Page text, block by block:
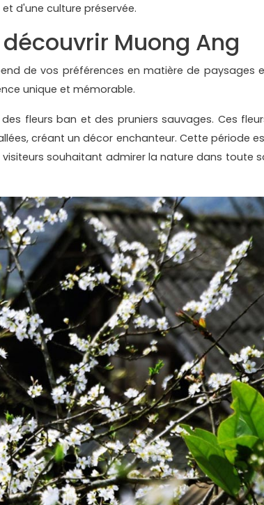
d'une culture préservée.
Muong Ang
de vos préférences en matière de paysages
unique et mémorable.
fleurs ban et des pruniers sauvages. Ces
créant un décor enchanteur. Cette période
souhaitant admirer la nature dans toute